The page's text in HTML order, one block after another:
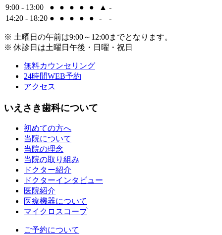
9:00 - 13:00
● ● ● ● ● ▲ -
14:20 - 18:20 ● ● ● ● ● - -
※ 土曜日の午前は9:00～12:00までとなります。
※ 休診日は土曜日午後・日曜・祝日
無料カウンセリング
24時間WEB予約
アクセス
いえさき歯科について
初めての方へ
当院について
当院の理念
当院の取り組み
ドクター紹介
ドクターインタビュー
医院紹介
医療機器について
マイクロスコープ
ご予約について